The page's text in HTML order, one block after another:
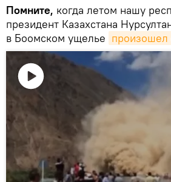
Помните, когда летом нашу
президент Казахстана
в Боомском ущелье произошел
Воспроизвести